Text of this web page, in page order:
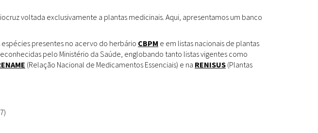
Políticas
Metodologias
Farmácias Vivas
Medicinais
Conceitos
voltada exclusivamente a plantas medicinais. Aqui, apresentamos um banco
presentes no acervo do herbário CBPM e em listas nacionais de plantas
pelo Ministério da Saúde, englobando tanto listas vigentes como
(Relação Nacional de Medicamentos Essenciais) e na RENISUS (Plantas